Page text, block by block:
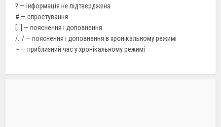
? — інформація не підтверджена
# — спростування
[…] — пояснення і доповнення
/…/ — пояснення і доповнення в хронікальному режимі
~ — приблизний час у хронікальному режимі